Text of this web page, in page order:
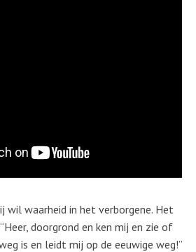
wil waarheid in het verborgene. Het
doorgrond en ken mij en zie of
is en leidt mij op de eeuwige weg!”